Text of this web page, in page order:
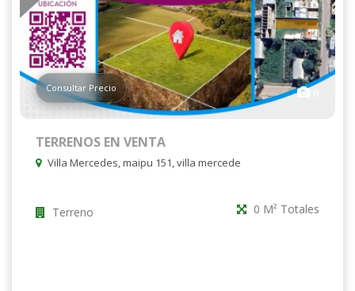
Consultar Precio 8
TERRENOS EN VENTA
Villa Mercedes, maipu 151, villa mercede
Terreno 0 M² Totales